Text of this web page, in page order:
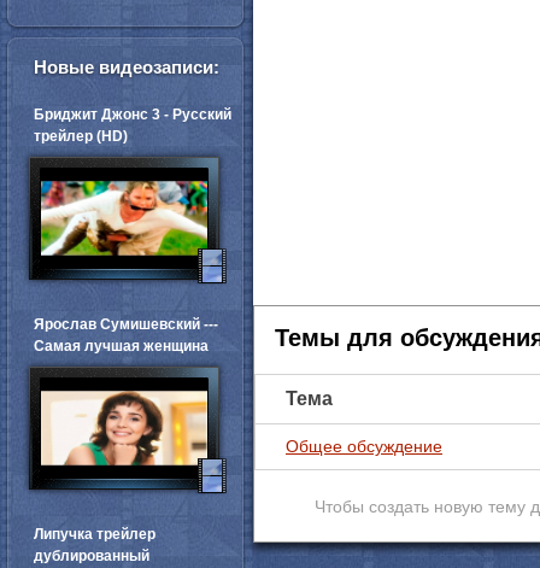
Темы для
Тема
Общее обсуждение
Чтобы создать новую тему
Новые видеозаписи:
Бриджит Джонс 3 - Русский
трейлер (HD)
Ярослав Сумишевский ---
Самая лучшая женщина
Липучка трейлер
дублированный